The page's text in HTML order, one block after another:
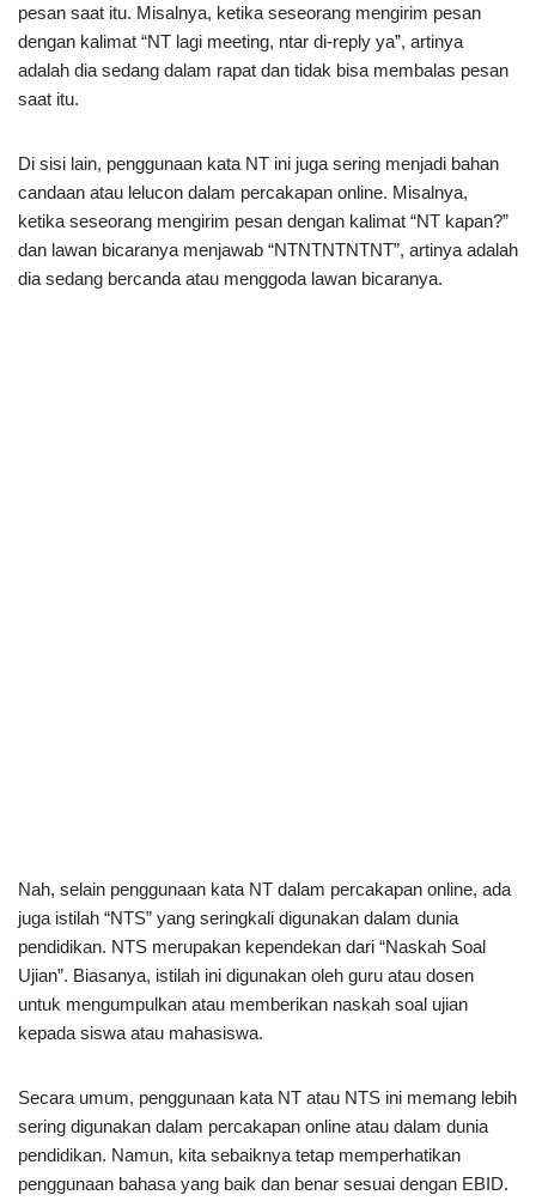
pesan saat itu. Misalnya, ketika seseorang mengirim pesan
dengan kalimat “NT lagi meeting, ntar di-reply ya”, artinya
adalah dia sedang dalam rapat dan tidak bisa membalas pesan
saat itu.
Di sisi lain, penggunaan kata NT ini juga sering menjadi bahan
candaan atau lelucon dalam percakapan online. Misalnya,
ketika seseorang mengirim pesan dengan kalimat “NT kapan?”
dan lawan bicaranya menjawab “NTNTNTNTNT”, artinya adalah
dia sedang bercanda atau menggoda lawan bicaranya.
Nah, selain penggunaan kata NT dalam percakapan online, ada
juga istilah “NTS” yang seringkali digunakan dalam dunia
pendidikan. NTS merupakan kependekan dari “Naskah Soal
Ujian”. Biasanya, istilah ini digunakan oleh guru atau dosen
untuk mengumpulkan atau memberikan naskah soal ujian
kepada siswa atau mahasiswa.
Secara umum, penggunaan kata NT atau NTS ini memang lebih
sering digunakan dalam percakapan online atau dalam dunia
pendidikan. Namun, kita sebaiknya tetap memperhatikan
penggunaan bahasa yang baik dan benar sesuai dengan EBID.